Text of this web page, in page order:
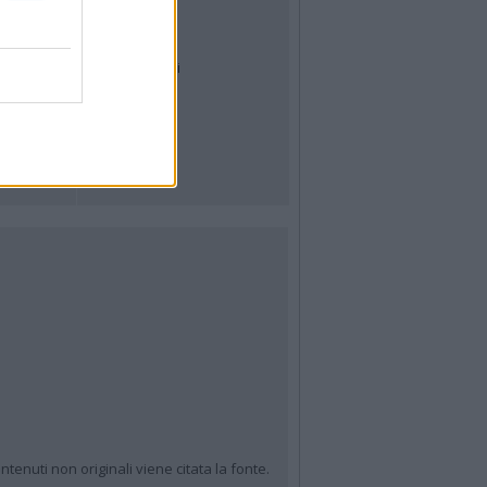
Articoli più letti
non originali viene citata la fonte.